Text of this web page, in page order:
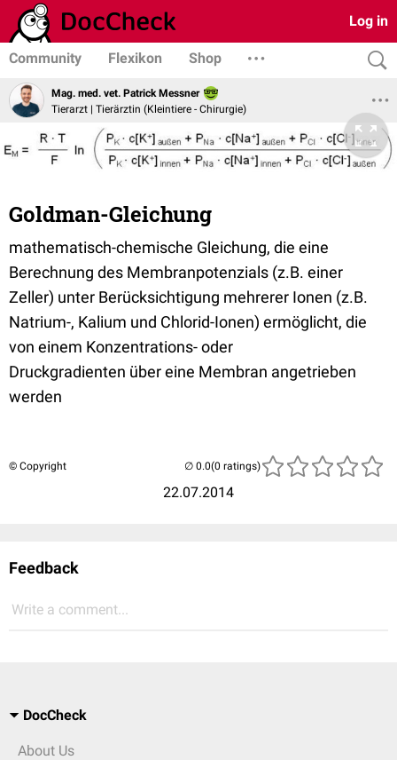
Log in
Community Flexikon Shop
Mag. med. vet. Patrick Messner
Tierarzt | Tierärztin (Kleintiere - Chirurgie)
Goldman-Gleichung
mathematisch-chemische Gleichung, die eine
Berechnung des Membranpotenzials (z.B. einer
Zeller) unter Berücksichtigung mehrerer Ionen (z.B.
Natrium-, Kalium und Chlorid-Ionen) ermöglicht, die
von einem Konzentrations- oder
Druckgradienten über eine Membran angetrieben
werden
© Copyright
22.07.2014
(0 ratings)
Feedback
Write a comment...
DocCheck
About Us